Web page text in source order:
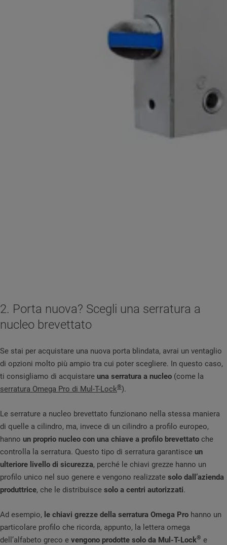
2. Porta nuova? Scegli una serratura a
nucleo brevettato
Se stai per acquistare una nuova porta blindata, avrai un ventaglio
di opzioni molto più ampio tra cui poter scegliere. In questo caso,
ti consigliamo di acquistare una serratura a nucleo (come la
serratura Omega Pro di Mul-T-Lock®).
Le serrature a nucleo brevettato funzionano nella stessa maniera
di quelle a cilindro, ma, invece di un cilindro a profilo europeo,
hanno un proprio nucleo con una chiave a profilo brevettato che
controlla la serratura. Questo tipo di serratura garantisce un
ulteriore livello di sicurezza, perché le chiavi grezze hanno un
profilo unico nel suo genere e vengono realizzate solo dall’azienda
produttrice, che le distribuisce solo a centri autorizzati.
Ad esempio, le chiavi grezze della serratura Omega Pro hanno un
particolare profilo che ricorda, appunto, la lettera omega
dell’alfabeto greco e vengono prodotte solo da Mul-T-Lock® e